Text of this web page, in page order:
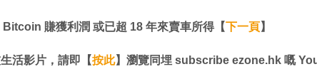
Bitcoin 賺獲利潤 或已超 18 年來賣車所得【下一頁】
活影片，請即【按此】瀏覽同埋 subscribe ezone.hk 嘅